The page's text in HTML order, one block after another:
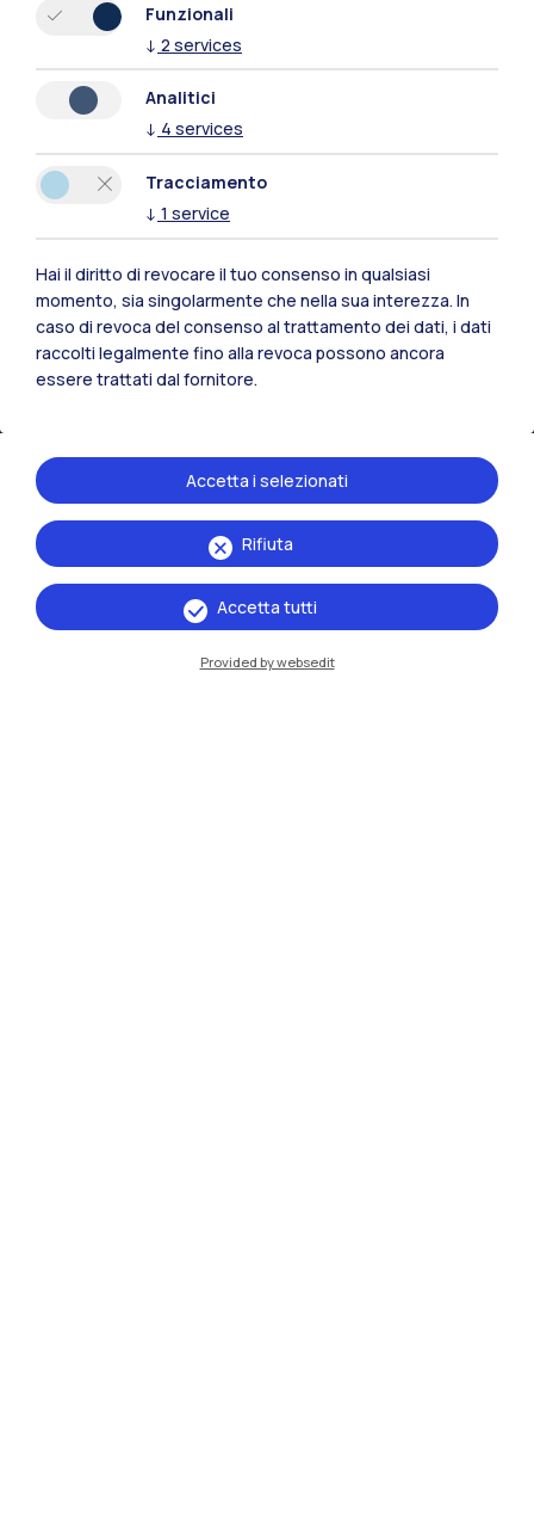
Polimi Community
Tutti i siti dell’ecosistema
Funzionali
↓ 2 services
Analitici
↓ 4 services
Tracciamento
↓ 1 service
Hai il diritto di revocare il tuo consenso in qualsiasi
momento, sia singolarmente che nella sua interezza. In
caso di revoca del consenso al trattamento dei dati, i dati
raccolti legalmente fino alla revoca possono ancora
essere trattati dal fornitore.
Rifiuta
Accetta i selezionati
Accetta tutti
Provided by websedit